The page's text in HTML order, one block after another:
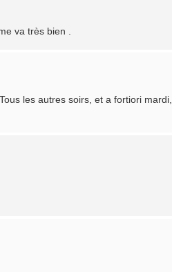
va très bien .
les autres soirs, et a fortiori mardi,